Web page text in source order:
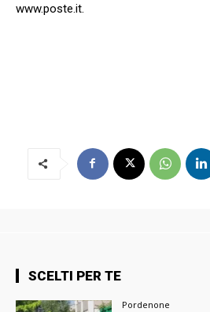
www.poste.it.
SCELTI PER TE
Pordenone